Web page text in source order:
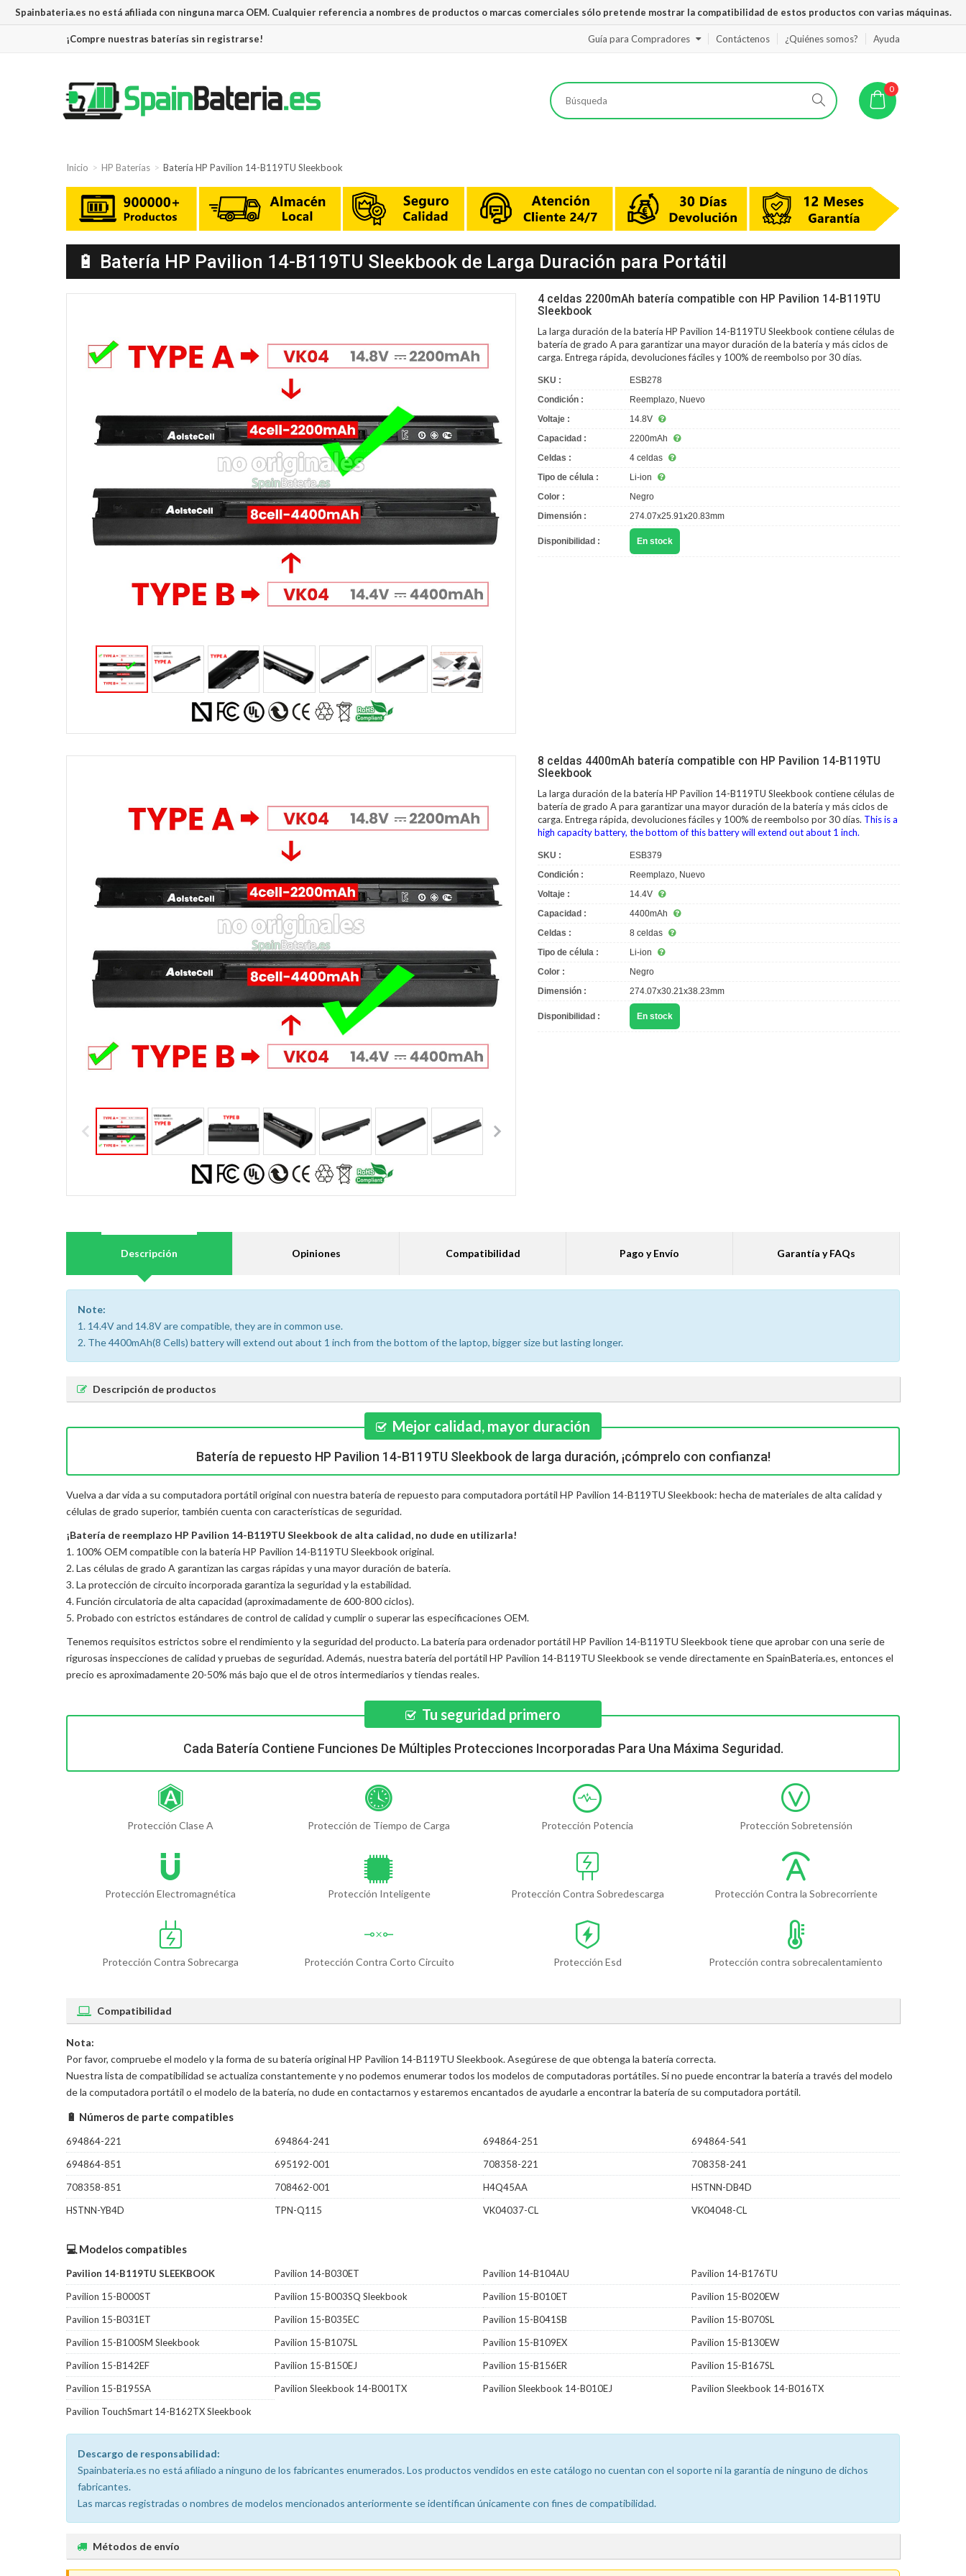
Spainbateria.es no está afiliada con ninguna marca OEM. Cualquier referencia a nombres de productos o marcas comerciales sólo pretende mostrar la compatibilidad de estos productos con varias máquinas.
¡Compre nuestras baterías sin registrarse! Guía para Compradores Contáctenos ¿Quiénes somos? Ayuda
0
Inicio HP Baterías Batería HP Pavilion 14-B119TU Sleekbook
🔋 Batería HP Pavilion 14-B119TU Sleekbook de Larga Duración para Portátil
4 celdas 2200mAh batería compatible con HP Pavilion 14-B119TU
Sleekbook
La larga duración de labatería HP Pavilion 14-B119TU Sleekbookcontiene células de
batería de grado A para garantizar una mayor duración de la batería y más ciclos de
carga. Entrega rápida, devoluciones fáciles y 100% de reembolso por 30 días.
SKU :
ESB278
Condición :
Reemplazo, Nuevo
Voltaje :
14.8V
Capacidad :
2200mAh
Celdas :
4 celdas
Tipo de célula :
Li-ion
Color :
Negro
Dimensión :
274.07x25.91x20.83mm
Disponibilidad : En stock
8 celdas 4400mAh batería compatible con HP Pavilion 14-B119TU
Sleekbook
La larga duración de labatería HP Pavilion 14-B119TU Sleekbookcontiene células de
batería de grado A para garantizar una mayor duración de la batería y más ciclos de
carga. Entrega rápida, devoluciones fáciles y 100% de reembolso por 30 días. This is a
high capacity battery, the bottom of this battery will extend out about 1 inch.
SKU :
ESB379
Condición :
Reemplazo, Nuevo
Voltaje :
14.4V
Capacidad :
4400mAh
Celdas :
8 celdas
Tipo de célula :
Li-ion
Color :
Negro
Dimensión :
274.07x30.21x38.23mm
Disponibilidad : En stock
Descripción Opiniones Compatibilidad Pago y Envío Garantía y FAQs
Note:
1. 14.4V and 14.8V are compatible, they are in common use.
2. The 4400mAh(8 Cells) battery will extend out about 1 inch from the bottom of the laptop, bigger size but lasting longer.
Descripción de productos
Mejor calidad, mayor duración
Batería de repuesto HP Pavilion 14-B119TU Sleekbook de larga duración, ¡cómprelo con confianza!
Vuelva a dar vida a su computadora portátil original con nuestra batería de repuesto para computadora portátil HP Pavilion 14-B119TU Sleekbook: hecha de materiales de alta calidad y
células de grado superior, también cuenta con características de seguridad.
¡Batería de reemplazo HP Pavilion 14-B119TU Sleekbook de alta calidad, no dude en utilizarla!
1. 100% OEM compatible con la batería HP Pavilion 14-B119TU Sleekbook original.
2. Las células de grado A garantizan las cargas rápidas y una mayor duración de batería.
3. La protección de circuito incorporada garantiza la seguridad y la estabilidad.
4. Función circulatoria de alta capacidad (aproximadamente de 600-800 ciclos).
5. Probado con estrictos estándares de control de calidad y cumplir o superar las especificaciones OEM.
Tenemos requisitos estrictos sobre el rendimiento y la seguridad del producto. La batería para ordenador portátil HP Pavilion 14-B119TU Sleekbooktiene que aprobar con una serie de
rigurosas inspecciones de calidad y pruebas de seguridad. Además, nuestra batería del portátil HP Pavilion 14-B119TU Sleekbook se vende directamente en SpainBateria.es, entonces el
precio es aproximadamente 20-50% más bajo que el de otros intermediarios y tiendas reales.
Tu seguridad primero
Cada Batería Contiene Funciones De Múltiples Protecciones Incorporadas Para Una Máxima Seguridad.
Protección Clase A Protección de Tiempo de Carga Protección Potencia Protección Sobretensión
Protección Electromagnética Protección Inteligente Protección Contra Sobredescarga Protección Contra la Sobrecorriente
Protección Contra Sobrecarga Protección Contra Corto Circuito Protección Esd Protección contra sobrecalentamiento
Compatibilidad
Nota:
Por favor, compruebe el modelo y la forma de su batería original HP Pavilion 14-B119TU Sleekbook. Asegúrese de que obtenga la batería correcta.
Nuestra lista de compatibilidad se actualiza constantemente y no podemos enumerar todos los modelos de computadoras portátiles. Si no puede encontrar la batería a través del modelo
de la computadora portátil o el modelo de la batería, no dude en contactarnos y estaremos encantados de ayudarle a encontrar la batería de su computadora portátil.
🔋 Números de parte compatibles
694864-221 694864-241 694864-251
694864-541
694864-851
695192-001 708358-221
708358-241
708358-851
708462-001 H4Q45AA
HSTNN-DB4D
HSTNN-YB4D
TPN-Q115 VK04037-CL VK04048-CL
💻 Modelos compatibles
Pavilion 14-B119TU SLEEKBOOK Pavilion 14-B030ET Pavilion 14-B104AU
Pavilion 14-B176TU
Pavilion 15-B000ST
Pavilion 15-B003SQ Sleekbook Pavilion 15-B010ET
Pavilion 15-B020EW
Pavilion 15-B031ET
Pavilion 15-B035EC Pavilion 15-B041SB
Pavilion 15-B070SL
Pavilion 15-B100SM Sleekbook
Pavilion 15-B107SL Pavilion 15-B109EX
Pavilion 15-B130EW
Pavilion 15-B142EF
Pavilion 15-B150EJ Pavilion 15-B156ER
Pavilion 15-B167SL
Pavilion 15-B195SA
Pavilion Sleekbook 14-B001TX Pavilion Sleekbook 14-B010EJ
Pavilion Sleekbook 14-B016TX
Pavilion TouchSmart 14-B162TX Sleekbook
Descargo de responsabilidad:
Spainbateria.es no está afiliado a ninguno de los fabricantes enumerados. Los productos vendidos en este catálogo no cuentan con el soporte ni la garantía de ninguno de dichos
fabricantes.
Las marcas registradas o nombres de modelos mencionados anteriormente se identifican únicamente con fines de compatibilidad.
Métodos de envío